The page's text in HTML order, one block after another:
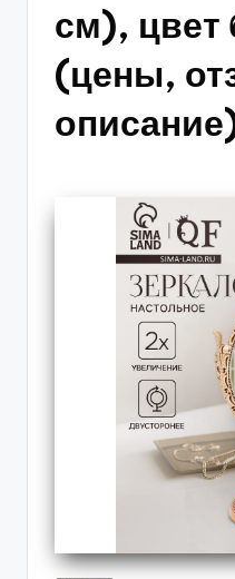
см), цвет
(цены,